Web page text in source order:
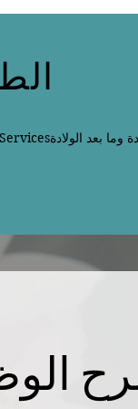
Servicesوما بعد الولادة